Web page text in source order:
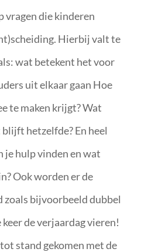
vragen die kinderen
Hierbij valt te
wat betekent het voor
uit elkaar gaan Hoe
te maken krijgt? Wat
hetzelfde? En heel
je hulp vinden en wat
Ook worden er de
zoals bijvoorbeeld dubbel
de verjaardag vieren!
stand gekomen met de